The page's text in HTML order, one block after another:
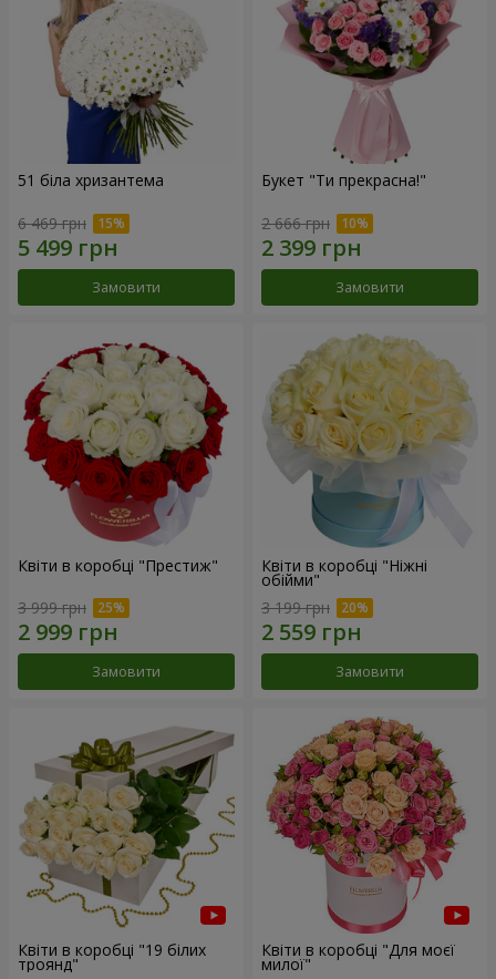
51 біла хризантема
6 469 грн
Замовити
Букет "Ти прекрасна!"
2 666 грн
Замовити
Квіти в коробці "Престиж"
3 999 грн
Замовити
Квіти в коробці "Ніжні
обійми"
3 199 грн
Замовити
Квіти в коробці "19 білих
троянд"
Квіти в коробці "Для моєї
милої"